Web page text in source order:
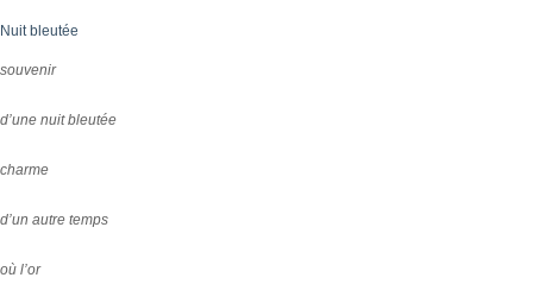
Nuit bleutée
souvenir
d’une nuit bleutée
charme
d’un autre temps
où l’or